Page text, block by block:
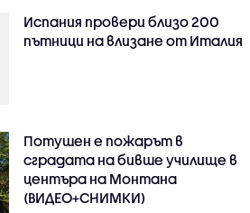
Испания провери близо 200
пътници на влизане от Италия
Потушен е пожарът в
сградата на бивше училище в
центъра на Монтана
(ВИДЕО+СНИМКИ)